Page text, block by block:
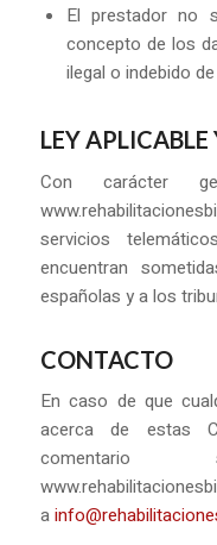
El prestador no
concepto de los
ilegal o indebido
LEY
Con carácter
servicios
encuentran
españolas y a los
CONTACTO
En caso de que
acerca de estas
a